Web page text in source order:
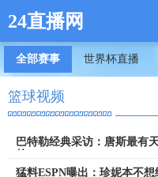
24直播网
全部赛事 世界杯直播
篮球视频
巴特勒经典采访：唐斯最有
猛料ESPN曝出：珍妮本不